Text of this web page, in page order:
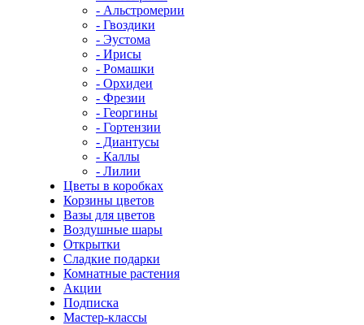
- Альстромерии
- Гвоздики
- Эустома
- Ирисы
- Ромашки
- Орхидеи
- Фрезии
- Георгины
- Гортензии
- Диантусы
- Каллы
- Лилии
Цветы в коробках
Корзины цветов
Вазы для цветов
Воздушные шары
Открытки
Сладкие подарки
Комнатные растения
Акции
Подписка
Мастер-классы